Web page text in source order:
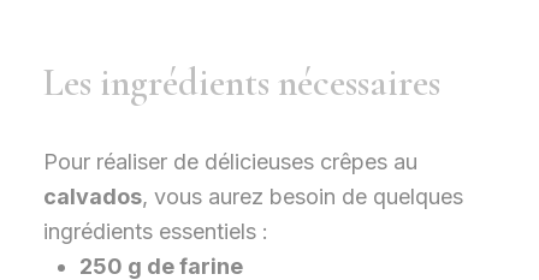
Les ingrédients nécessaires
Pour réaliser de délicieuses crêpes au
calvados, vous aurez besoin de quelques
ingrédients essentiels :
250 g de farine